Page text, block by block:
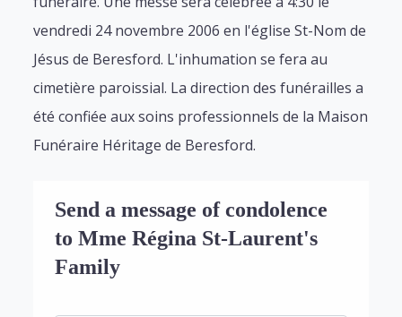
vendredi 24 novembre 2006 en l'église St-Nom de
Jésus de Beresford. L'inhumation se fera au
cimetière paroissial. La direction des funérailles a
été confiée aux soins professionnels de la Maison
Funéraire Héritage de Beresford.
Send a message of condolence
to Mme Régina St-Laurent's
Family